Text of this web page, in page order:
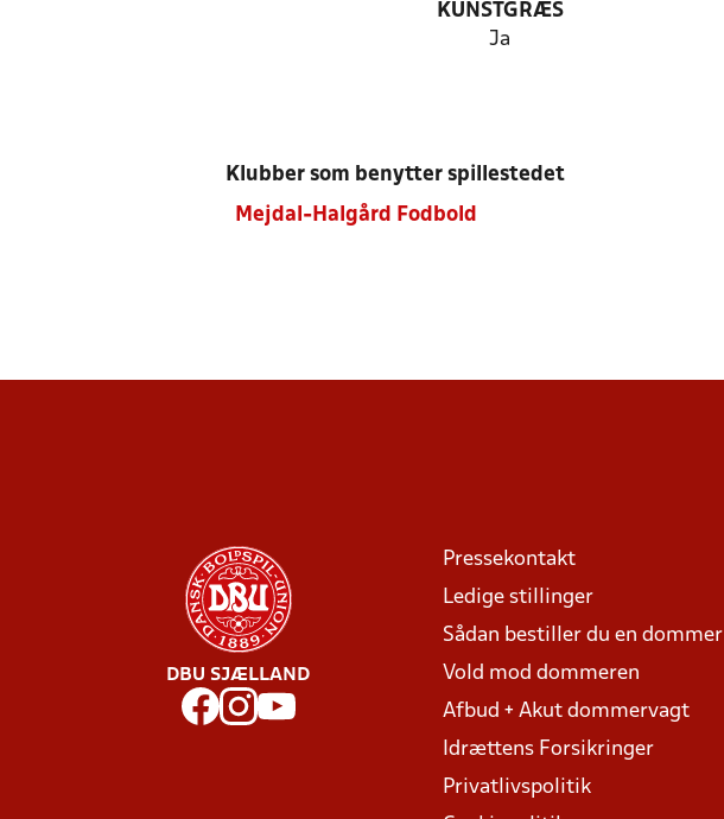
KUNSTGRÆS
Ja
Klubber som benytter spillestedet
Mejdal-Halgård Fodbold
DBU SJÆLLAND
Pressekontakt
Ledige stillinger
Sådan bestiller du en dommer
Vold mod dommeren
Afbud + Akut dommervagt
Idrættens Forsikringer
Privatlivspolitik